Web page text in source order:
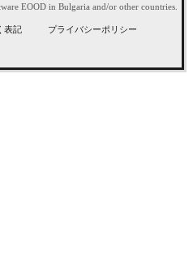
EOOD in Bulgaria and/or other countries.
表記
プライバシーポリシー